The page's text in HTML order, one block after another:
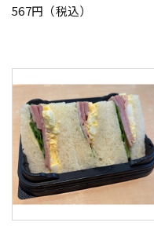
567円（税込）